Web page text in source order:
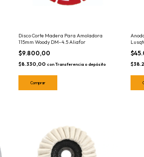
Disco Corte Madera Para Amoladora
115mm Woody DM-4.5 Aliafor
$9.800,00
$8.330,00 con Transferencia o depósito